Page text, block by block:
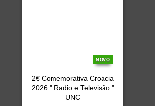
NOVO
2€ Comemorativa Croácia
2026 " Radio e Televisão "
UNC